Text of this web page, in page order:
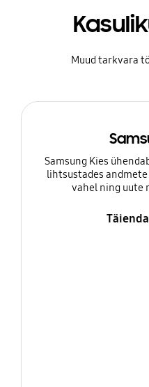
Muud tarkvara
Samsung Kies
lihtsustades
vahel ning uute